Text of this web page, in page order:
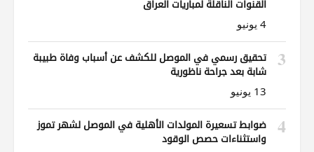
القنوات الناقلة لمباريات العراق
4 يونيو
3
تحقيق رسمي في الموصل للكشف عن أسباب وفاة طبيبة
شابة بعد جراحة ناظورية
13 يونيو
4
ضوابط تسعيرة المولدات الأهلية في الموصل لشهر تموز
واستثناءات حصص الوقود